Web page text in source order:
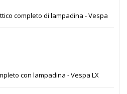
completo di lampadina - Vespa
con lampadina - Vespa LX